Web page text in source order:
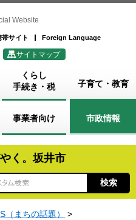
Website
帯サイト Foreign Language
サイトマップ
くらし
手続き・税
子育て・教育
事業者向け 市政情報
く。坂井市
（まちの話題）
>